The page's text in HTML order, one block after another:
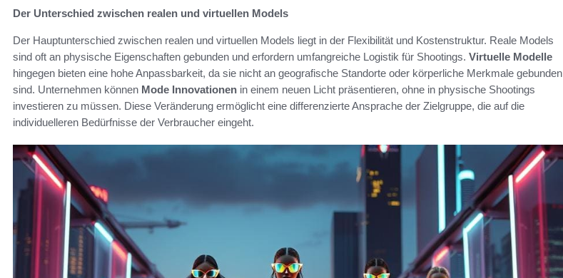
Der Unterschied zwischen realen und virtuellen Models
Der Hauptunterschied zwischen realen und virtuellen Models liegt in der Flexibilität und Kostenstruktur. Reale Models
sind oft an physische Eigenschaften gebunden und erfordern umfangreiche Logistik für Shootings. Virtuelle Modelle
hingegen bieten eine hohe Anpassbarkeit, da sie nicht an geografische Standorte oder körperliche Merkmale gebunden
sind. Unternehmen können Mode Innovationen in einem neuen Licht präsentieren, ohne in physische Shootings
investieren zu müssen. Diese Veränderung ermöglicht eine differenzierte Ansprache der Zielgruppe, die auf die
individuelleren Bedürfnisse der Verbraucher eingeht.